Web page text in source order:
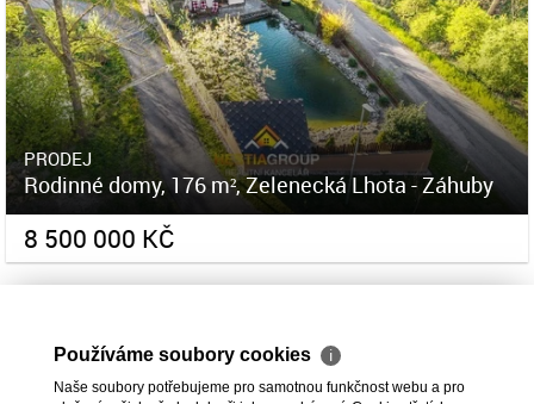
PRODEJ
Rodinné domy, 176 m², Zelenecká Lhota - Záhuby
8 500 000 KČ
Používáme soubory cookies ℹ
Naše soubory potřebujeme pro samotnou funkčnost webu a pro